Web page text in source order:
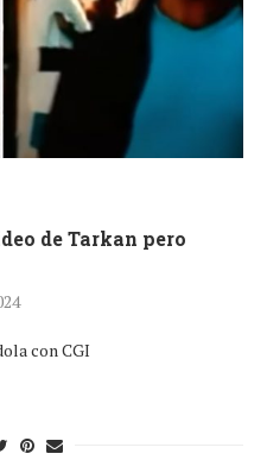
de Tarkan pero
con CGI